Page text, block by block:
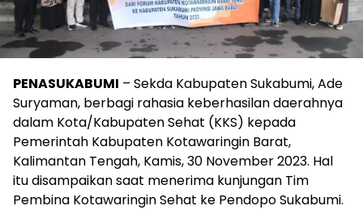
PENASUKABUMI – Sekda Kabupaten Sukabumi, Ade
Suryaman, berbagi rahasia keberhasilan daerahnya
dalam Kota/Kabupaten Sehat (KKS) kepada
Pemerintah Kabupaten Kotawaringin Barat,
Kalimantan Tengah, Kamis, 30 November 2023. Hal
itu disampaikan saat menerima kunjungan Tim
Pembina Kotawaringin Sehat ke Pendopo Sukabumi.